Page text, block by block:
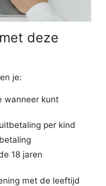
deze
je:
wanneer kunt
per kind
18 jaren
met de leeftijd